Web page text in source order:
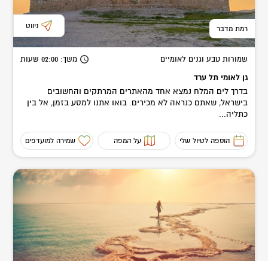
רמת מדבר ניווט
שמורות טבע וגנים לאומיים משך: 02:00 שעות
גן לאומי תל ערד
בדרך לים המלח נמצא אחד מהאתרים המרתקים והחשובים
בישראל, שאתם כנראה לא מכירים. בואו אתנו למסע בזמן, אל בין
כתליה...
הוספה לטיול שלי על המפה שמירה למועדפים